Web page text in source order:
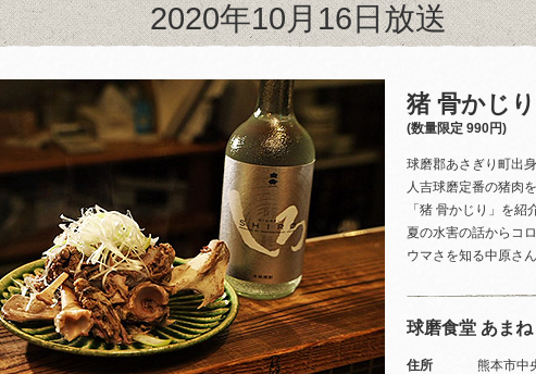
2020年10月16日放送
猪 骨かじり
(数量限定 990円)
球磨郡あさぎり町出
人吉球磨定番の猪肉
「猪 骨かじり」を紹
夏の水害の話からコ
ウマさを知る中原さ
球磨食堂 あまね
住所 熊本市中